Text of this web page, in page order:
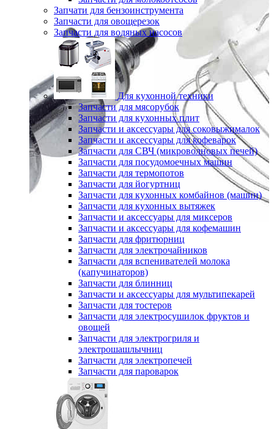
Запчати для бензоинструмента
Запчасти для овощерезок
Запчасти для водяных насосов
Для кухонной техники
Запчасти для мясорубок
Запчасти для кухонных плит
Запчасти и аксессуары для соковыжималок
Запчасти и аксессуары для кофеварок
Запчасти для СВЧ (микроволновых печей)
Запчасти для посудомоечных машин
Запчасти для термопотов
Запчасти для йогуртниц
Запчасти для кухонных комбайнов (машин)
Запчасти для кухонных вытяжек
Запчасти и аксессуары для миксеров
Запчасти и аксессуары для кофемашин
Запчасти для фритюрниц
Запчасти для электрочайников
Запчасти для вспенивателей молока
(капучинаторов)
Запчасти для блинниц
Запчасти и аксессуары для мультипекарей
Запчасти для тостеров
Запчасти для электросушилок фруктов и
овощей
Запчасти для электрогриля и
электрошашлычниц
Запчасти для электропечей
Запчасти для пароварок